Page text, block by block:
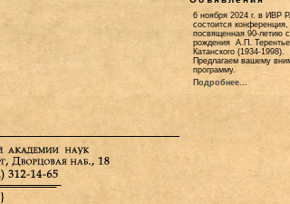
6 ноября 2024 г. в ИВР
состоится конференция,
посвященная 90-летию
рождения А.П.
Катанского (1934-1998).
Предлагаем вашему
программу.
Подробнее...